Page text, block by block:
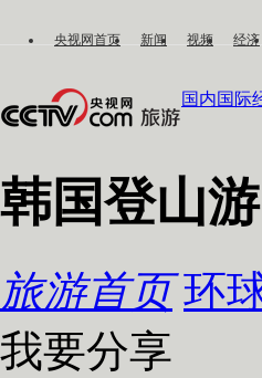
央视网首页 新闻 视频 经济
国内国际
韩国登山
旅游首页 环
我要分享